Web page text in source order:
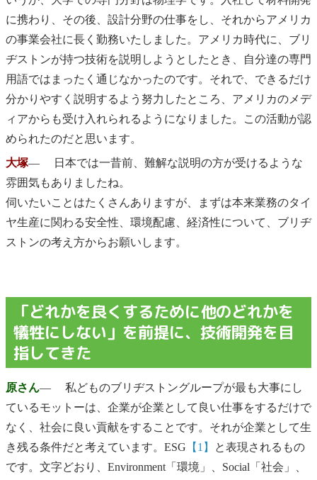
に携わり、その後、設計分野の仕事をし、それからアメリカ
の事業会社に長く勤務いたしました。アメリカ時代に、ブリ
ヂストンが持つ技術を説明しようとしたとき、自分達の専門
用語ではまったく通じなかったのです。それで、できるだけ
分かりやすく説明するよう努力したところ、アメリカのメデ
ィアからも受け入れられるようになりました。この活動が認
められたのだと思います。
大塚― 日本では一昔前、難解な説明の方が受けるような
雰囲気もありましたね。
伺いたいことはたくさんありますが、まずは本来業務のタイ
ヤ生産に関わる安全性、環境配慮、経済性について、ブリヂ
ストンの考え方からお願いします。
「どれかを良くするために他のどれかを
犠牲にしない」を前提に、技術開発を目
指してきた
原さん― 私どものブリヂストングループが最も大事にし
ているモットーは、企業が企業として良い仕事をするだけで
なく、社会に良い貢献をすることです。それが企業として生
き残る条件だと考えています。ESG 【1】
と表現されるもの
です。文字どおり、Environment「環境」、Social「社会」、